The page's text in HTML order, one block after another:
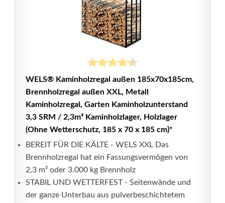
WELS® Kaminholzregal außen 185x70x185cm,
Brennholzregal außen XXL, Metall
Kaminholzregal, Garten Kaminholzunterstand
3,3 SRM / 2,3m³ Kaminholzlager, Holzlager
(Ohne Wetterschutz, 185 x 70 x 185 cm)*
BEREIT FÜR DIE KÄLTE - WELS XXL Das
Brennholzregal hat ein Fassungsvermögen von
2,3 m³ oder 3.000 kg Brennholz
STABIL UND WETTERFEST - Seitenwände und
der ganze Unterbau aus pulverbeschichtetem